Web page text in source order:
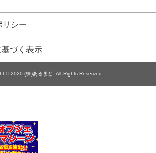
リシー
づく表示
© 2020 (株)あるまど. All Rights Reserved.